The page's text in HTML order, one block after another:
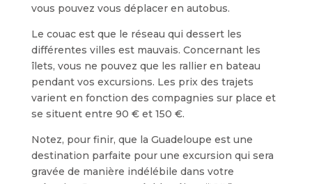
vous pouvez vous déplacer en autobus.
Le couac est que le réseau qui dessert les
différentes villes est mauvais. Concernant les
îlets, vous ne pouvez que les rallier en bateau
pendant vos excursions. Les prix des trajets
varient en fonction des compagnies sur place et
se situent entre 90 € et 150 €.
Notez, pour finir, que la Guadeloupe est une
destination parfaite pour une excursion qui sera
gravée de manière indélébile dans votre